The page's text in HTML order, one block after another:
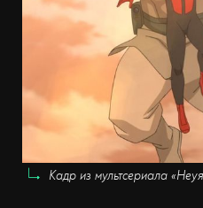
Кадр из мультсериала